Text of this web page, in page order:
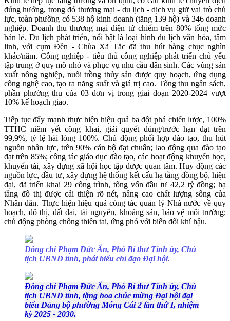
đúng hướng, trong đó thương mại - du lịch - dịch vụ giữ vai trò chủ
lực, toàn phường có 538 hộ kinh doanh (tăng 139 hộ) và 346 doanh
nghiệp. Doanh thu thương mại điện tử chiếm trên 80% tổng mức
bán lẻ. Du lịch phát triển, nổi bật là loại hình du lịch văn hóa, tâm
linh, với cụm Đền - Chùa Xã Tắc đã thu hút hàng chục nghìn
khác/năm. Công nghiệp - tiểu thủ công nghiệp phát triển chủ yếu
tập trung ở quy mô nhỏ và phục vụ nhu cầu dân sinh. Các vùng sản
xuất nông nghiệp, nuôi trồng thủy sản được quy hoạch, ứng dụng
công nghệ cao, tạo ra năng suất và giá trị cao. Tổng thu ngân sách,
phần phường thu của 03 đơn vị trong giai đoạn 2020-2024 vượt
10% kế hoạch giao.
Tiếp tục đẩy mạnh thực hiện hiệu quả ba đột phá chiến lược, 100%
TTHC niêm yết công khai, giải quyết đúng/trước hạn đạt trên
99,9%, tỷ lệ hài lòng 100%. Chủ động phối hợp đào tạo, thu hút
nguồn nhân lực, trên 90% cán bộ đạt chuẩn; lao động qua đào tạo
đạt trên 85%; công tác giáo dục đào tạo, các hoạt động khuyến học,
khuyến tài, xây dựng xã hội học tập được quan tâm. Huy động các
nguồn lực, đầu tư, xây dựng hệ thống kết cấu hạ tầng đồng bộ, hiện
đại, đã triển khai 29 công trình, tổng vốn đầu tư 42,2 tỷ đồng; hạ
tầng đô thị được cải thiện rõ nét, nâng cao chất lượng sống của
Nhân dân. Thực hiện hiệu quả công tác quản lý Nhà nước về quy
hoạch, đô thị, đất đai, tài nguyên, khoáng sản, bảo vệ môi trường;
chủ động phòng chống thiên tai, ứng phó với biến đổi khí hậu.
Đồng chí Phạm Đức Ấn, Phó Bí thư Tỉnh ủy, Chủ
tịch UBND tỉnh, phát biểu chỉ đạo Đại hội.
Đồng chí Phạm Đức Ấn, Phó Bí thư Tỉnh ủy, Chủ
tịch UBND tỉnh, tặng hoa chúc mừng Đại hội đại
biểu Đảng bộ phường Móng Cái 2 lần thứ I, nhiệm
kỳ 2025 - 2030.